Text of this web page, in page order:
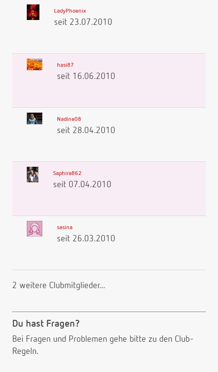
LadyPhoenix
seit 23.07.2010
hasi87
seit 16.06.2010
Nadine08
seit 28.04.2010
Saphira862
seit 07.04.2010
sasina
seit 26.03.2010
2 weitere Clubmitglieder...
Du hast Fragen?
Bei Fragen und Problemen gehe bitte zu den Club-
Regeln.